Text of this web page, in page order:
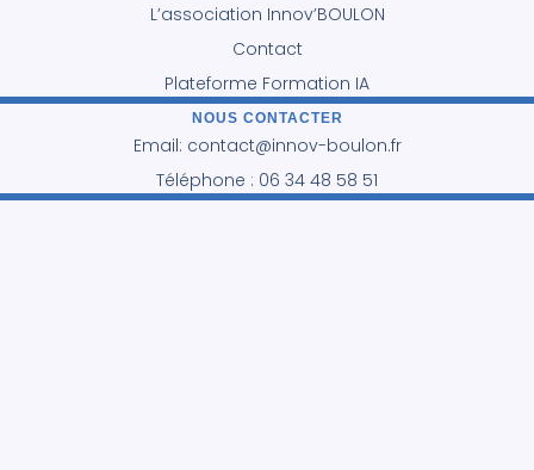
L’association Innov’BOULON
Contact
Plateforme Formation IA
NOUS CONTACTER
Email: contact@innov-boulon.fr
Téléphone : 06 34 48 58 51